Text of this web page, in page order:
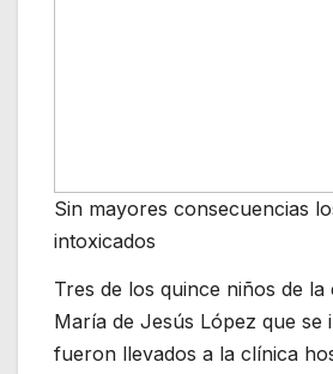
Sin mayores consecuencias
intoxicados
Tres de los quince niños de la
María de Jesús López que se
fueron llevados a la clínica